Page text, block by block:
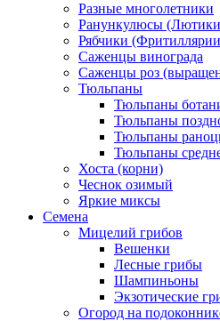
Разные многолетники
Ранункулюсы
Рябчики
Саженцы винограда
Саженцы роз
Тюльпаны
Тюльпаны
Тюльпаны
Тюльпаны
Тюльпаны
Хоста (корни)
Чеснок озимый
Яркие миксы
Семена
Мицелий грибов
Вешенки
Лесные грибы
Шампиньоны
Экзотические
Огород на